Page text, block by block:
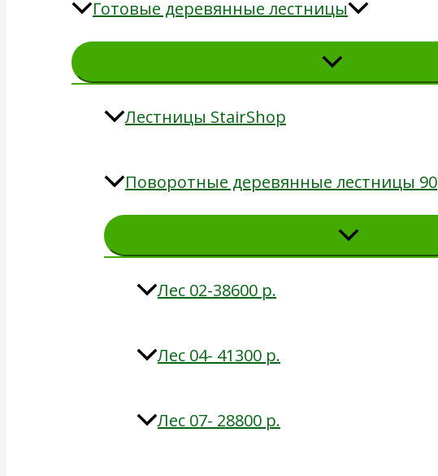
Готовые деревянные лестницы
Лестницы StairShop
Поворотные деревянные лестницы 90
Лес 02-38600 р.
Лес 04- 41300 р.
Лес 07- 28800 р.